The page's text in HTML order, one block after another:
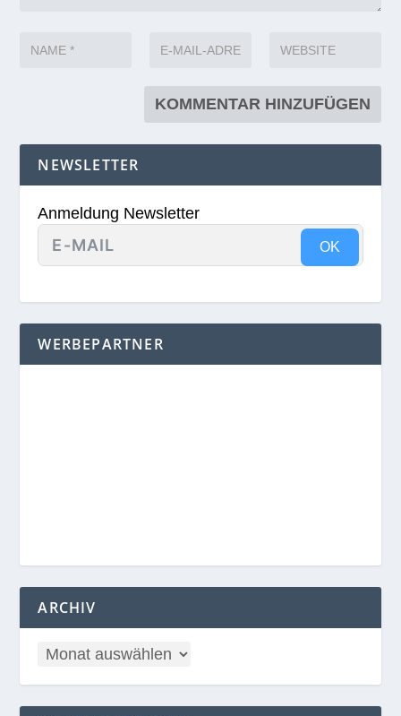
NEWSLETTER
Anmeldung Newsletter
OK
WERBEPARTNER
ARCHIV